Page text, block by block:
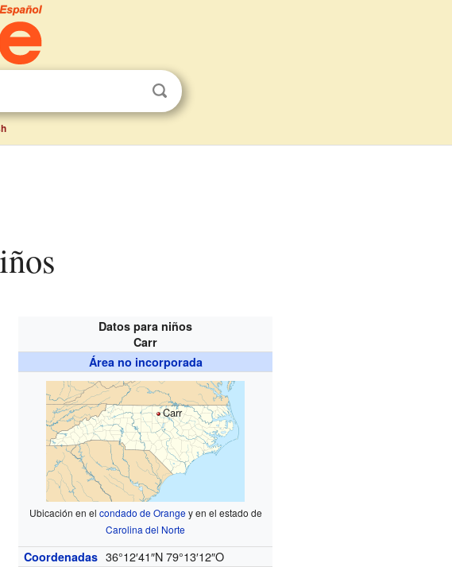
Datos para niños
Carr
Área no incorporada
Carr
Ubicación en el condado de Orangey en el estado de
Carolina del Norte
Coordenadas 36°12′41″N 79°13′12″O